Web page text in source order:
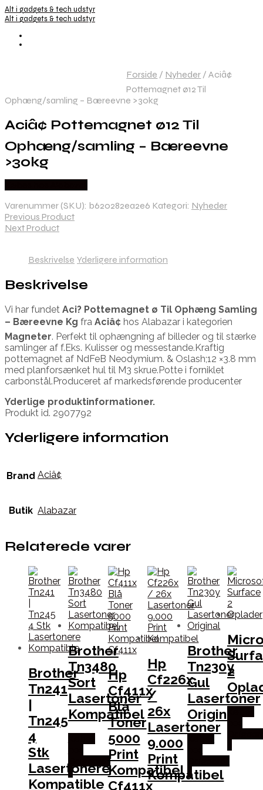
Alt i gadgets & tech udstyr
Alt i gadgets & tech udstyr
Forside / Nyheder / Aciâ¢
Pottemagnet ø12 Til
Ophæng/samling – Bæreevne >30kg
Aciâ¢ Pottemagnet ø12 Til
Ophæng/samling – Bæreevne
>30kg
Varenummer (SKU): b620282ea2e6 Kategori: Nyheder
Previous Product
Next Product
Beskrivelse Yderligere information
Beskrivelse
Vi har fundet Aci? Pottemagnet ø Til Ophæng Samling
– Bæreevne Kg fra Aciâ¢ hos Alabazar i kategorien
Magneter. Perfekt til ophængning af billeder og til stærke
samlinger af f.Eks. Kulisser og messestande.Kraftig
pottemagnet af NdFeB Neodymium. & Oslash;12 ×3.8 mm
med planforsænket hul til M3 skrue.Potte i forniklet
carbonstål.Produceret af markedsførende producenter
Yderlige produktinformationer.
Produkt id. 2907792
Yderligere information
Brand Aciâ¢
Butik Alabazar
Relaterede varer
Brother
Tn241
|
Tn245
4
Stk
Lasertonere
Kompatible
Brother
Tn3480
Sort
Lasertoner
Kompatibel
Dalgaard-
it
Hp
Cf411x
Blå
Toner
5000
Print
Kompatibel
Cf411x
Hp
Cf226x
/
26x
Lasertoner
9.000
Print
Kompatibel
Brother
Tn230y
Gul
Lasertoner
Original
it
2
hos